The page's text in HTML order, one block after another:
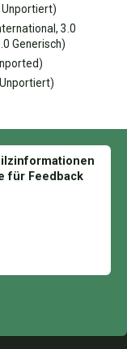
Unportiert)
3.0
Generisch)